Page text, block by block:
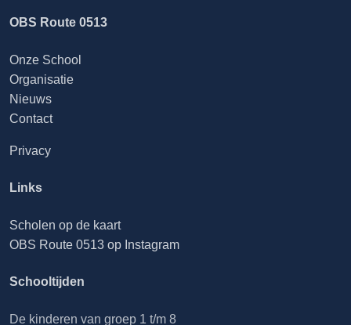
OBS Route 0513
Onze School
Organisatie
Nieuws
Contact
Privacy
Links
Scholen op de kaart
OBS Route 0513 op Instagram
Schooltijden
De kinderen van groep 1 t/m 8